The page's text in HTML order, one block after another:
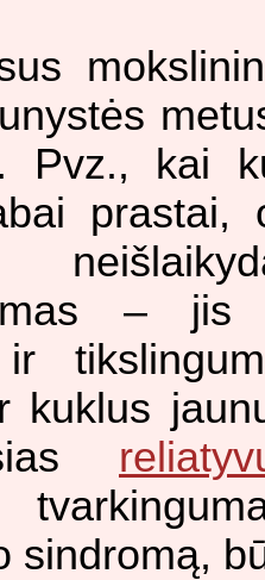
Pvz., kai
– jis
kuklus
sindromą,